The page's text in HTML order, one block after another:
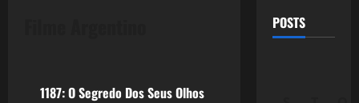
1187: O Segredo Dos Seus Olhos
POSTS